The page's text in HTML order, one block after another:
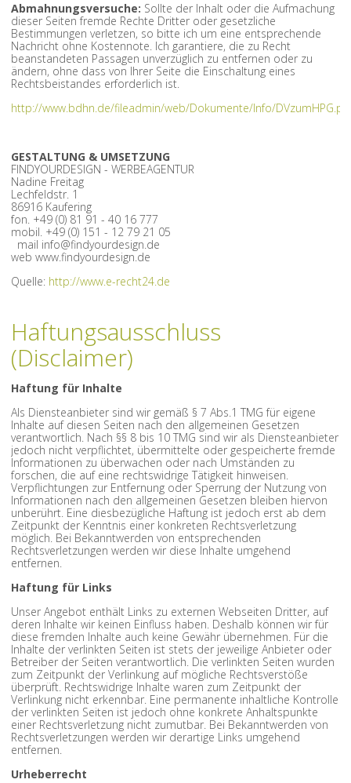
Abmahnungsversuche: Sollte der Inhalt oder die Aufmachung
dieser Seiten fremde Rechte Dritter oder gesetzliche
Bestimmungen verletzen, so bitte ich um eine entsprechende
Nachricht ohne Kostennote. Ich garantiere, die zu Recht
beanstandeten Passagen unverzüglich zu entfernen oder zu
ändern, ohne dass von Ihrer Seite die Einschaltung eines
Rechtsbeistandes erforderlich ist.
http://www.bdhn.de/fileadmin/web/Dokumente/Info/
GESTALTUNG & UMSETZUNG
FINDYOURDESIGN - WERBEAGENTUR
Nadine Freitag
Lechfeldstr. 1
86916 Kaufering
fon. +49 (0) 81 91 - 40 16 777
mobil. +49 (0) 151 - 12 79 21 05
mail info@findyourdesign.de
web www.findyourdesign.de
Quelle: http://www.e-recht24.de
Haftungsausschluss
(Disclaimer)
Haftung für Inhalte
Als Diensteanbieter sind wir gemäß § 7 Abs.1 TMG für eigene
Inhalte auf diesen Seiten nach den allgemeinen Gesetzen
verantwortlich. Nach §§ 8 bis 10 TMG sind wir als Diensteanbieter
jedoch nicht verpflichtet, übermittelte oder gespeicherte fremde
Informationen zu überwachen oder nach Umständen zu
forschen, die auf eine rechtswidrige Tätigkeit hinweisen.
Verpflichtungen zur Entfernung oder Sperrung der Nutzung von
Informationen nach den allgemeinen Gesetzen bleiben hiervon
unberührt. Eine diesbezügliche Haftung ist jedoch erst ab dem
Zeitpunkt der Kenntnis einer konkreten Rechtsverletzung
möglich. Bei Bekanntwerden von entsprechenden
Rechtsverletzungen werden wir diese Inhalte umgehend
entfernen.
Haftung für Links
Unser Angebot enthält Links zu externen Webseiten Dritter, auf
deren Inhalte wir keinen Einfluss haben. Deshalb können wir für
diese fremden Inhalte auch keine Gewähr übernehmen. Für die
Inhalte der verlinkten Seiten ist stets der jeweilige Anbieter oder
Betreiber der Seiten verantwortlich. Die verlinkten Seiten wurden
zum Zeitpunkt der Verlinkung auf mögliche Rechtsverstöße
überprüft. Rechtswidrige Inhalte waren zum Zeitpunkt der
Verlinkung nicht erkennbar. Eine permanente inhaltliche Kontrolle
der verlinkten Seiten ist jedoch ohne konkrete Anhaltspunkte
einer Rechtsverletzung nicht zumutbar. Bei Bekanntwerden von
Rechtsverletzungen werden wir derartige Links umgehend
entfernen.
Urheberrecht